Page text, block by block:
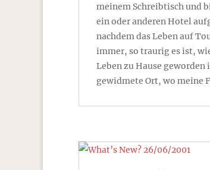
meinem Schreibtisch und
ein oder anderen Hotel
nachdem das Leben auf
immer, so traurig es ist,
Leben zu Hause geworden
gewidmete Ort, wo meine